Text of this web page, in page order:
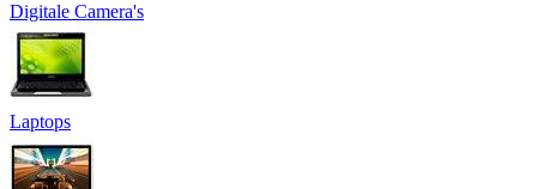
Digitale Camera's
Laptops